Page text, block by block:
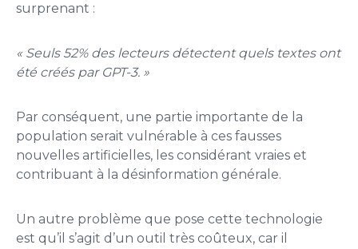
surprenant :
« Seuls 52% des lecteurs détectent quels textes ont
été créés par GPT-3. »
Par conséquent, une partie importante de la
population serait vulnérable à ces fausses
nouvelles artificielles, les considérant vraies et
contribuant à la désinformation générale.
Un autre problème que pose cette technologie
est qu’il s’agit d’un outil très coûteux, car il